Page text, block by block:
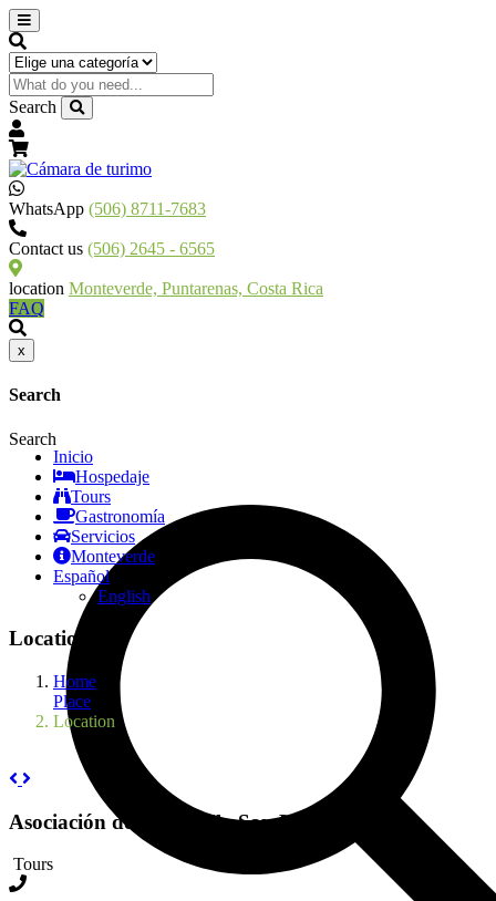
Search
WhatsApp (506) 8711-7683
Contact us (506) 2645 - 6565
location Monteverde, Puntarenas, Costa Rica
FAQ
x
Search
Search
Inicio
Hospedaje
Tours
Gastronomía
Servicios
Monteverde
Español
English
Location
Home
Place
Location
Asociación de Desarrollo San Luis
Tours